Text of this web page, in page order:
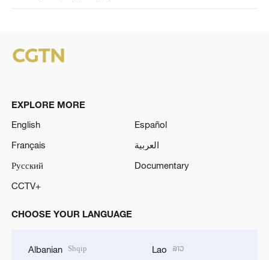
EXPLORE MORE
English
Español
Français
العربية
Русский
Documentary
CCTV+
CHOOSE YOUR LANGUAGE
Albanian Shqip Lao ລາວ